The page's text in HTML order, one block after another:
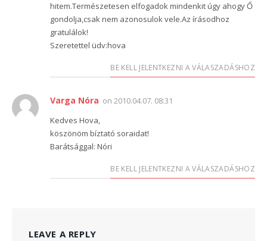
hitem.Természetesen elfogadok mindenkit úgy ahogy Ő
gondolja,csak nem azonosulok vele.Az írásodhoz
gratulálok!
Szeretettel üdv:hova
BE KELL JELENTKEZNI A VÁLASZADÁSHOZ
Varga Nóra on 2010.04.07. 08:31
Kedves Hova,
köszönöm bíztató soraidat!
Barátsággal: Nóri
BE KELL JELENTKEZNI A VÁLASZADÁSHOZ
LEAVE A REPLY